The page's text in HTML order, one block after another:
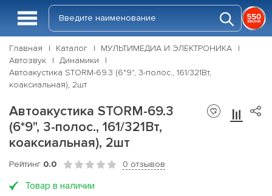
Главная Каталог
МУЛЬТИМЕДИА И ЭЛЕКТРОНИКА
Автозвук
Динамики
Автоакустика STORM-69.3 (6*9", 3-полос., 161/321Вт,
коаксиальная), 2шт
Автоакустика STORM-69.3
(6*9", 3-полос., 161/321Вт,
коаксиальная), 2шт
Рейтинг 0.0 0 отзывов
Товар в наличии